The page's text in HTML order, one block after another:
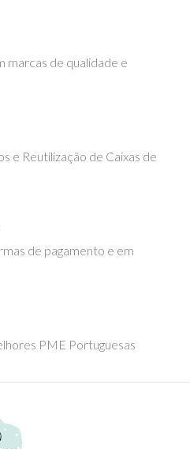
marcas de qualidade e
e Reutilização de Caixas de
de pagamento e em
PME Portuguesas